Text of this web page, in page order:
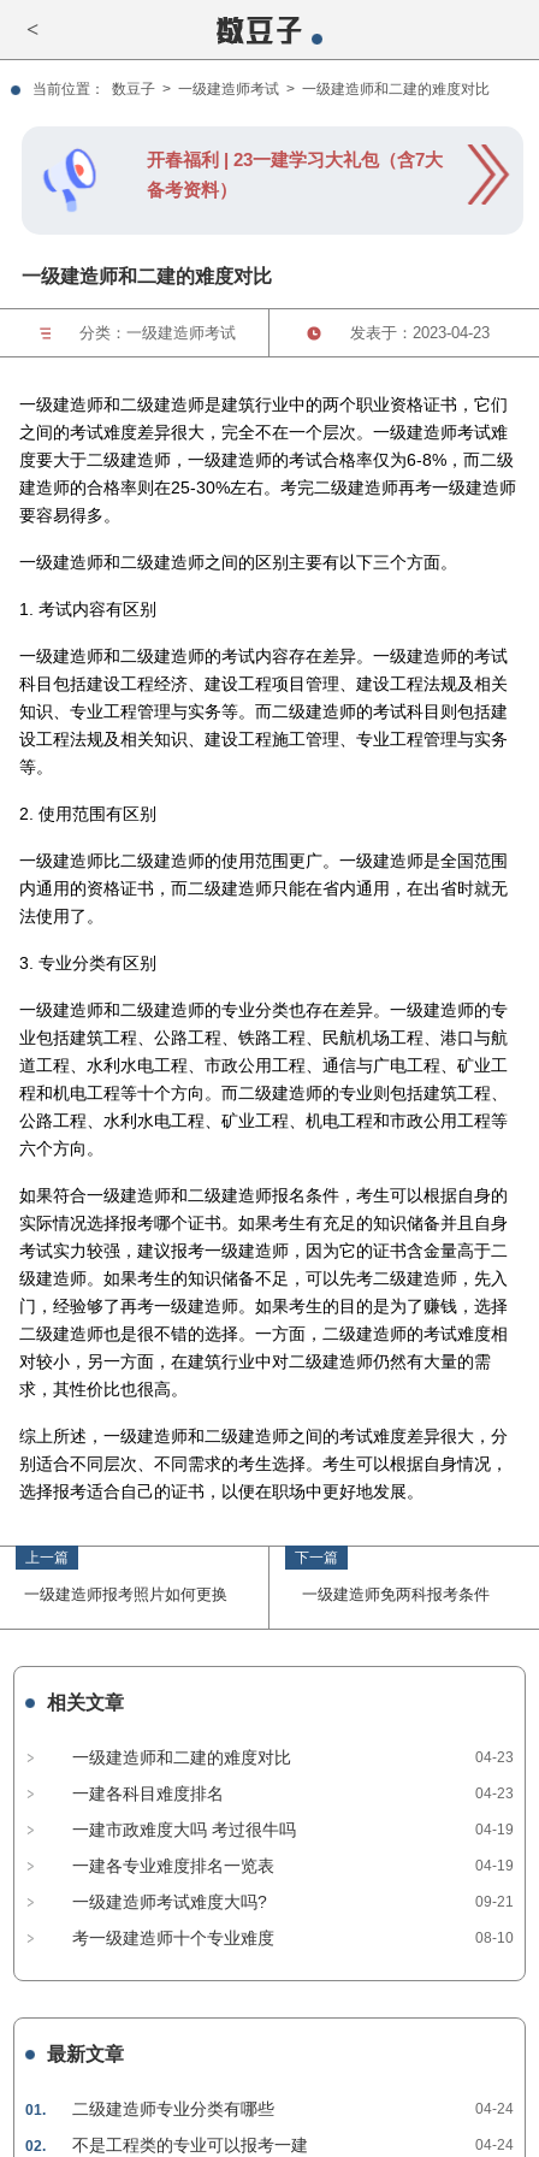
<
当前位置： 数豆子 > 一级建造师考试 > 一级建造师和二建的难度对比
开春福利 | 23一建学习大礼包（含7大
备考资料）
一级建造师和二建的难度对比
分类：一级建造师考试 发表于：2023-04-23
一级建造师和二级建造师是建筑行业中的两个职业资格证书，它们
之间的考试难度差异很大，完全不在一个层次。一级建造师考试难
度要大于二级建造师，一级建造师的考试合格率仅为6-8%，而二级
建造师的合格率则在25-30%左右。考完二级建造师再考一级建造师
要容易得多。
一级建造师和二级建造师之间的区别主要有以下三个方面。
1. 考试内容有区别
一级建造师和二级建造师的考试内容存在差异。一级建造师的考试
科目包括建设工程经济、建设工程项目管理、建设工程法规及相关
知识、专业工程管理与实务等。而二级建造师的考试科目则包括建
设工程法规及相关知识、建设工程施工管理、专业工程管理与实务
等。
2. 使用范围有区别
一级建造师比二级建造师的使用范围更广。一级建造师是全国范围
内通用的资格证书，而二级建造师只能在省内通用，在出省时就无
法使用了。
3. 专业分类有区别
一级建造师和二级建造师的专业分类也存在差异。一级建造师的专
业包括建筑工程、公路工程、铁路工程、民航机场工程、港口与航
道工程、水利水电工程、市政公用工程、通信与广电工程、矿业工
程和机电工程等十个方向。而二级建造师的专业则包括建筑工程、
公路工程、水利水电工程、矿业工程、机电工程和市政公用工程等
六个方向。
如果符合一级建造师和二级建造师报名条件，考生可以根据自身的
实际情况选择报考哪个证书。如果考生有充足的知识储备并且自身
考试实力较强，建议报考一级建造师，因为它的证书含金量高于二
级建造师。如果考生的知识储备不足，可以先考二级建造师，先入
门，经验够了再考一级建造师。如果考生的目的是为了赚钱，选择
二级建造师也是很不错的选择。一方面，二级建造师的考试难度相
对较小，另一方面，在建筑行业中对二级建造师仍然有大量的需
求，其性价比也很高。
综上所述，一级建造师和二级建造师之间的考试难度差异很大，分
别适合不同层次、不同需求的考生选择。考生可以根据自身情况，
选择报考适合自己的证书，以便在职场中更好地发展。
上一篇
一级建造师报考照片如何更换
下一篇
一级建造师免两科报考条件
相关文章
一级建造师和二建的难度对比 04-23
一建各科目难度排名 04-23
一建市政难度大吗 考过很牛吗 04-19
一建各专业难度排名一览表 04-19
一级建造师考试难度大吗? 09-21
考一级建造师十个专业难度 08-10
最新文章
01. 二级建造师专业分类有哪些 04-24
02. 不是工程类的专业可以报考一建 04-24